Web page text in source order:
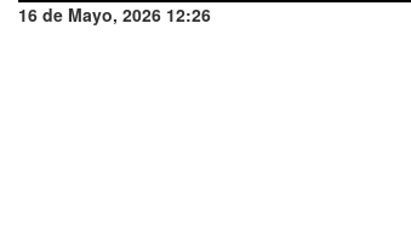
16 de Mayo, 2026 12:26